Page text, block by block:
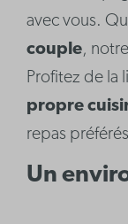
avec vous.
couple,
Profitez de la
propre
repas
Un